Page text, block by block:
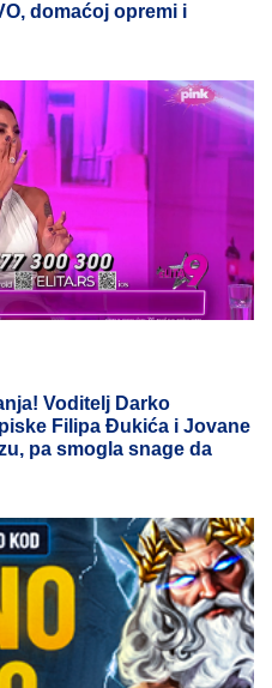
domaćoj opremi i
Voditelj Darko
Filipa Đukića i Jovane
pa smogla snage da